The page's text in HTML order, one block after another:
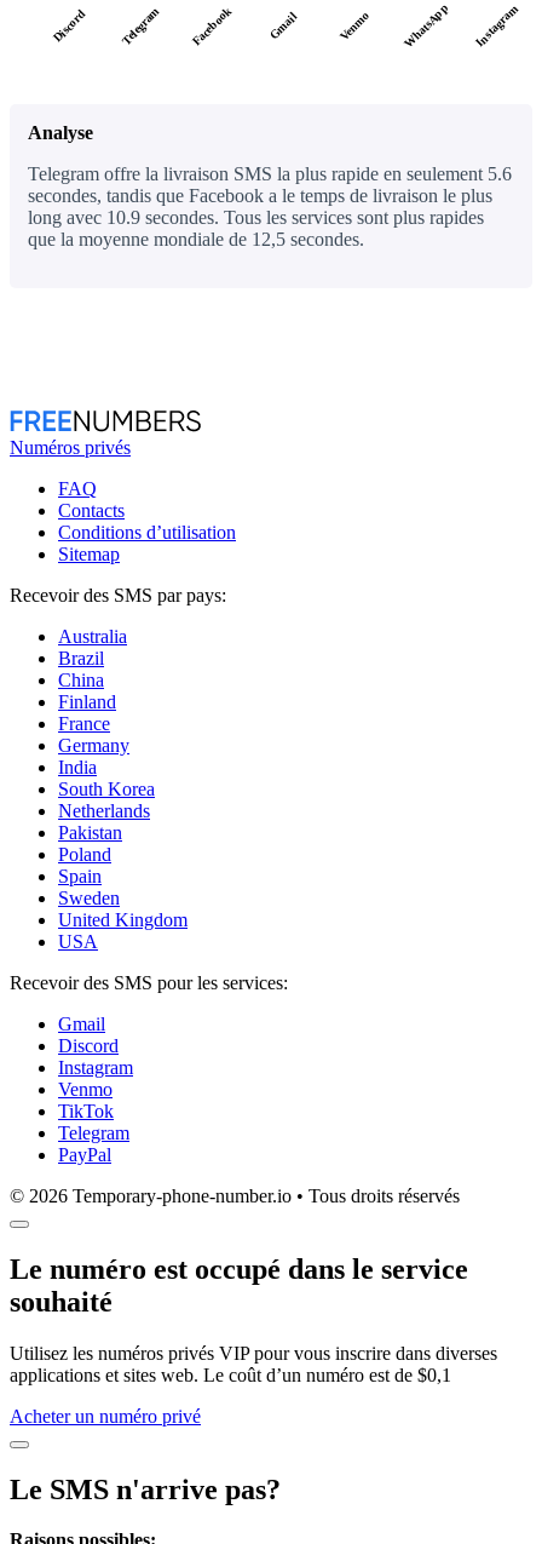
Discord Telegram Facebook Gmail Venmo WhatsApp Instagram
Analyse
Telegram offre la livraison SMS la plus rapide en seulement 5.6
secondes, tandis que Facebook a le temps de livraison le plus
long avec 10.9 secondes. Tous les services sont plus rapides
que la moyenne mondiale de 12,5 secondes.
Numéros privés
FAQ
Contacts
Conditions d’utilisation
Sitemap
Recevoir des SMS par pays:
Australia
Brazil
China
Finland
France
Germany
India
South Korea
Netherlands
Pakistan
Poland
Spain
Sweden
United Kingdom
USA
Recevoir des SMS pour les services:
Gmail
Discord
Instagram
Venmo
TikTok
Telegram
PayPal
© 2026 Temporary-phone-number.io • Tous droits réservés
Le numéro est occupé dans le service
souhaité
Utilisez les numéros privés VIP pour vous inscrire dans diverses
applications et sites web. Le coût d’un numéro est de $0,1
Acheter un numéro privé
Le SMS n'arrive pas?